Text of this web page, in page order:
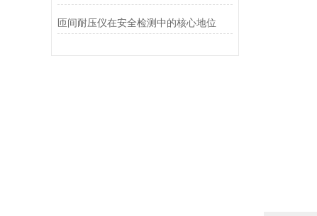
匝间耐压仪在安全检测中的核心地位